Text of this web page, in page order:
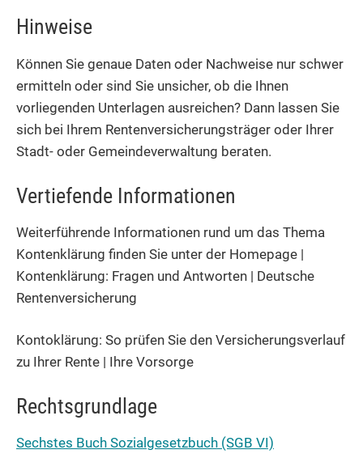
Hinweise
Können Sie genaue Daten oder Nachweise nur schwer
ermitteln oder sind Sie unsicher, ob die Ihnen
vorliegenden Unterlagen ausreichen? Dann lassen Sie
sich bei Ihrem Rentenversicherungsträger oder Ihrer
Stadt- oder Gemeindeverwaltung beraten.
Vertiefende Informationen
Weiterführende Informationen rund um das Thema
Kontenklärung finden Sie unter der Homepage |
Kontenklärung: Fragen und Antworten | Deutsche
Rentenversicherung
Kontoklärung: So prüfen Sie den Versicherungsverlauf
zu Ihrer Rente | Ihre Vorsorge
Rechtsgrundlage
Sechstes Buch Sozialgesetzbuch (SGB VI)